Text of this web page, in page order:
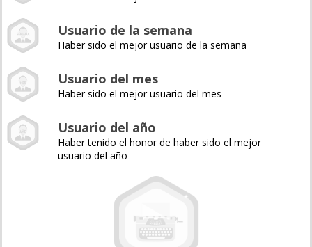
Usuario de la semana
Haber sido el mejor usuario de la semana
Usuario del mes
Haber sido el mejor usuario del mes
Usuario del año
Haber tenido el honor de haber sido el mejor
usuario del año